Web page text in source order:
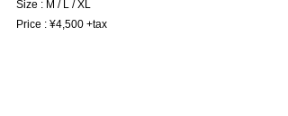
Size : M / L / XL
Price : ¥4,500 +tax